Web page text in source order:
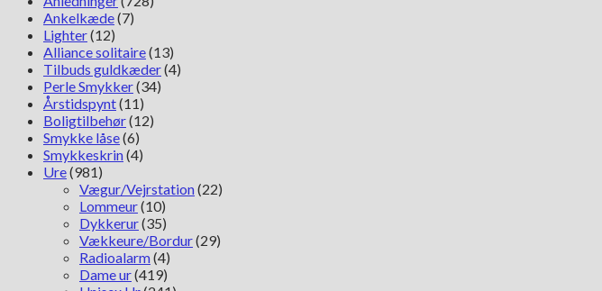
Ankelkæde(7)
Lighter(12)
Alliance solitaire(13)
Tilbuds guldkæder(4)
Perle Smykker(34)
Årstidspynt(11)
Boligtilbehør(12)
Smykke låse(6)
Smykkeskrin(4)
Ure(981)
Vægur/Vejrstation(22)
Lommeur(10)
Dykkerur(35)
Vækkeure/Bordur(29)
Radioalarm(4)
Dame ur(419)